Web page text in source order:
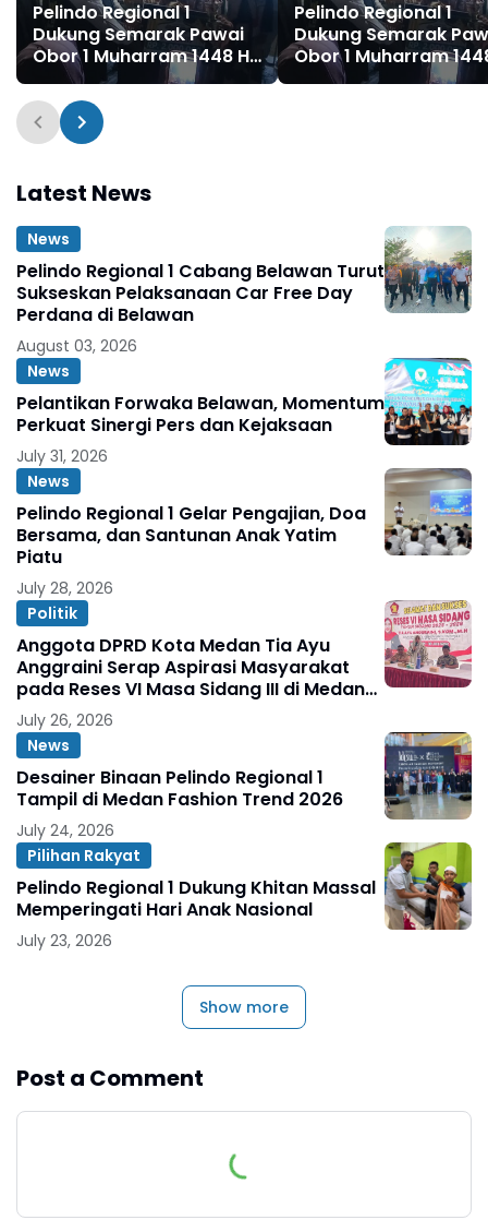
Pelindo Regional 1
Dukung Semarak Pawai
Obor 1 Muharram 1448 H
di Belawan
Pelindo Regional 1
Dukung Semarak
Obor 1 Muharram
di Belawan
Latest News
News
Pelindo Regional 1 Cabang Belawan Turut
Sukseskan Pelaksanaan Car Free Day
Perdana di Belawan
August 03, 2026
News
Pelantikan Forwaka Belawan, Momentum
Perkuat Sinergi Pers dan Kejaksaan
July 31, 2026
News
Pelindo Regional 1 Gelar Pengajian, Doa
Bersama, dan Santunan Anak Yatim
Piatu
July 28, 2026
Politik
Anggota DPRD Kota Medan Tia Ayu
Anggraini Serap Aspirasi Masyarakat
pada Reses VI Masa Sidang III di Medan
Marelan
July 26, 2026
News
Desainer Binaan Pelindo Regional 1
Tampil di Medan Fashion Trend 2026
July 24, 2026
Pilihan Rakyat
Pelindo Regional 1 Dukung Khitan Massal
Memperingati Hari Anak Nasional
July 23, 2026
Show more
Post a Comment